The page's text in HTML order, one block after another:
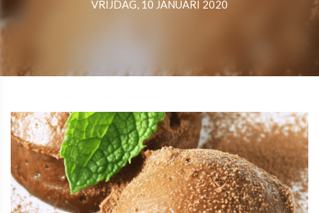
VRIJDAG, 10 JANUARI 2020